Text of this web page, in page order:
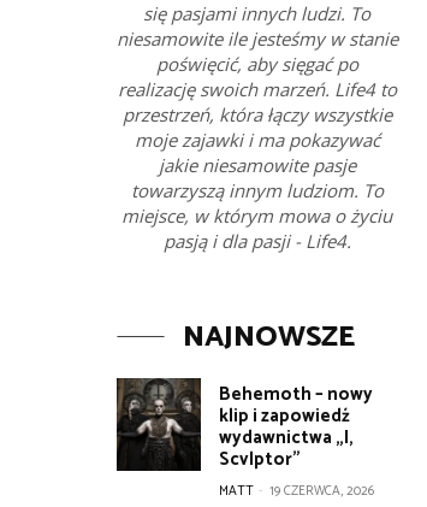
się pasjami innych ludzi. To
niesamowite ile jesteśmy w stanie
poświęcić, aby sięgać po
realizację swoich marzeń. Life4 to
przestrzeń, która łączy wszystkie
moje zajawki i ma pokazywać
jakie niesamowite pasje
towarzyszą innym ludziom. To
miejsce, w którym mowa o życiu
pasją i dla pasji - Life4.
NAJNOWSZE
Behemoth – nowy
klip i zapowiedź
wydawnictwa „I,
Scvlptor”
MATT - 19 CZERWCA, 2026